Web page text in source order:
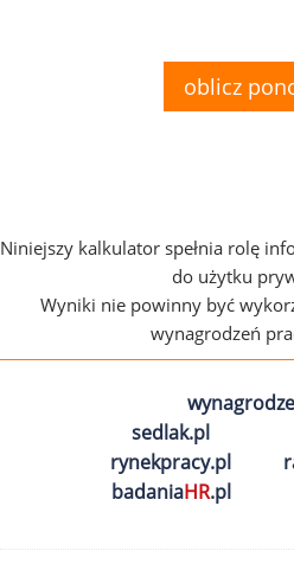
oblicz
Niniejszy kalkulator spełnia rolę
do użytku
Wyniki nie powinny być
wynagrodzeń
sedlak.pl
rynekpracy.pl
badaniaHR.pl